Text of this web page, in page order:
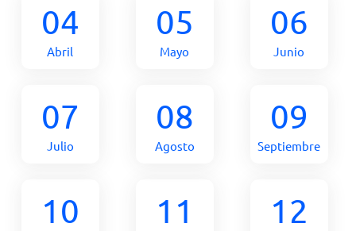
04
Abril
05
Mayo
06
Junio
07
Julio
08
Agosto
09
Septiembre
10 11 12